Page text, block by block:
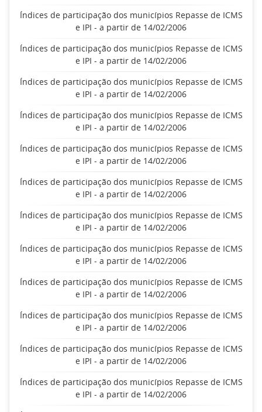
Índices de participação dos municípios Repasse de ICMS
e IPI - a partir de 14/02/2006
Índices de participação dos municípios Repasse de ICMS
e IPI - a partir de 14/02/2006
Índices de participação dos municípios Repasse de ICMS
e IPI - a partir de 14/02/2006
Índices de participação dos municípios Repasse de ICMS
e IPI - a partir de 14/02/2006
Índices de participação dos municípios Repasse de ICMS
e IPI - a partir de 14/02/2006
Índices de participação dos municípios Repasse de ICMS
e IPI - a partir de 14/02/2006
Índices de participação dos municípios Repasse de ICMS
e IPI - a partir de 14/02/2006
Índices de participação dos municípios Repasse de ICMS
e IPI - a partir de 14/02/2006
Índices de participação dos municípios Repasse de ICMS
e IPI - a partir de 14/02/2006
Índices de participação dos municípios Repasse de ICMS
e IPI - a partir de 14/02/2006
Índices de participação dos municípios Repasse de ICMS
e IPI - a partir de 14/02/2006
Índices de participação dos municípios Repasse de ICMS
e IPI - a partir de 14/02/2006